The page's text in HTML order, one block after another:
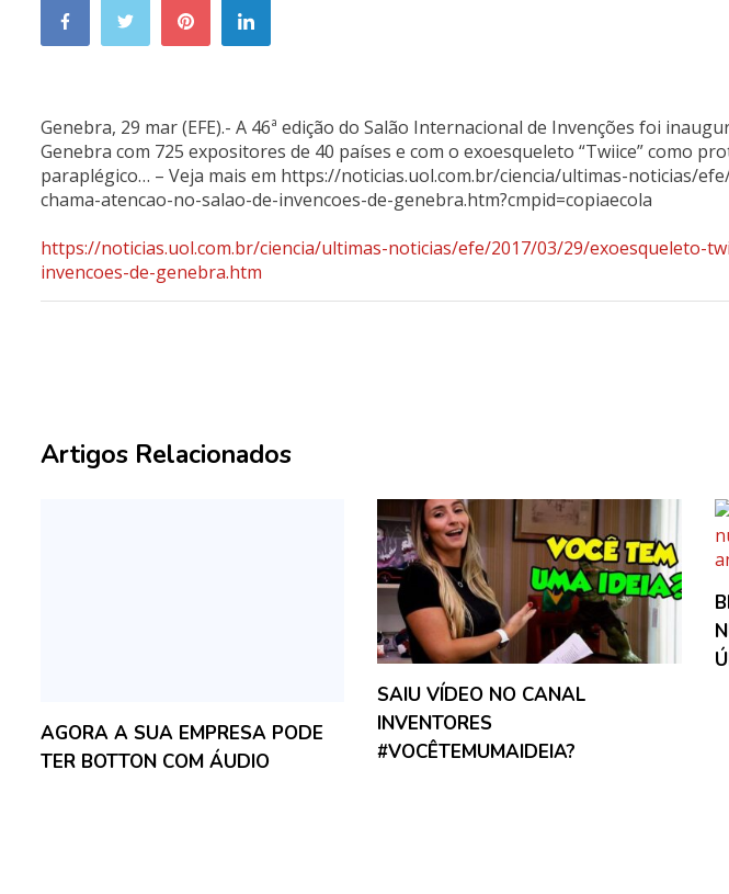
Genebra, 29 mar (EFE).- A 46ª edição do Salão Internacional de Invenções foi
Genebra com 725 expositores de 40 países e com o exoesqueleto “Twiice” como
paraplégico… – Veja mais em https://noticias.uol.com.br/ciencia/ultimas-noticias/
chama-atencao-no-salao-de-invencoes-de-genebra.htm?cmpid=copiaecola
https://noticias.uol.com.br/ciencia/ultimas-noticias/efe/2017/03/29/exoesqueleto-
invencoes-de-genebra.htm
Artigos Relacionados
AGORA A SUA EMPRESA PODE
TER BOTTON COM ÁUDIO
SAIU VÍDEO NO CANAL
INVENTORES
#VOCÊTEMUMAIDEIA?